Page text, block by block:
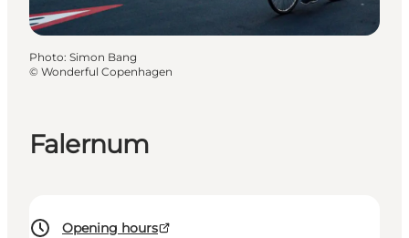
Falernum
Opening hours
Photo: Simon Bang
© Wonderful Copenhagen